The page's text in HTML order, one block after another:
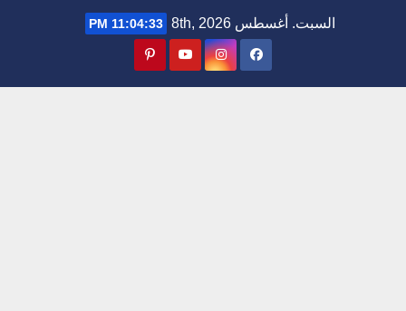
السبت. أغسطس 8th, 2026 11:04:33 PM